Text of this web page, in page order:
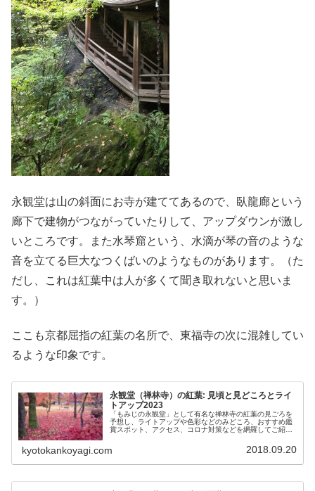
永観堂は山の斜面にお寺が建ててあるので、臥龍廊という
廊下で建物がつながっていたりして、アップダウンが激し
いところです。また水琴窟という、水滴が琴の音のような
音を立てる巨大なつくばいのようなものがあります。（た
だし、これは紅葉中は人が多くて聞き取れないと思いま
す。）
ここも京都屈指の紅葉の名所で、東福寺の次に混雑してい
るような印象です。
永観堂（禅林寺）の紅葉: 見頃と見どころとライ
トアップ2023
「もみじの永観堂」として有名な禅林寺の紅葉の見ごろを
予想し、ライトアップや色彩などのみどころ、おすすめ鑑
賞スポット、アクセス、コロナ対策などを網羅してご紹介
kyotokankoyagi.com 2018.09.20